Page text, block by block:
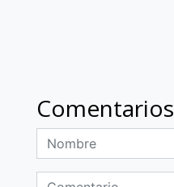
Comentarios